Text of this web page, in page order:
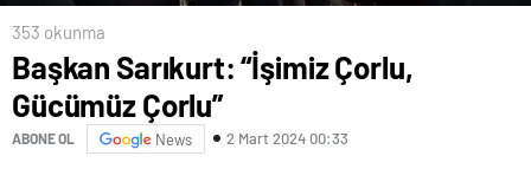
353 okunma
Başkan Sarıkurt: “İşimiz Çorlu,
Gücümüz Çorlu”
ABONE OL News 2 Mart 2024 00:33